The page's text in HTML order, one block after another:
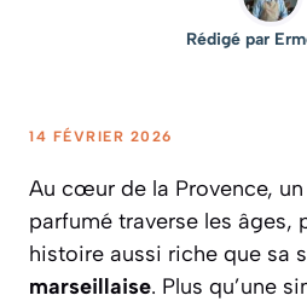
Rédigé par
14 FÉVRIER 2026
Au cœur de la Provence,
parfumé traverse les âges,
histoire aussi riche que sa
marseillaise. Plus qu’une